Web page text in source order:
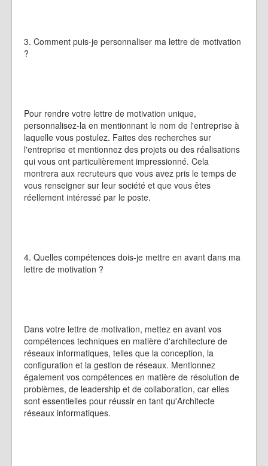
3. Comment puis-je personnaliser ma lettre de motivation
?
Pour rendre votre lettre de motivation unique,
personnalisez-la en mentionnant le nom de l'entreprise à
laquelle vous postulez. Faites des recherches sur
l'entreprise et mentionnez des projets ou des réalisations
qui vous ont particulièrement impressionné. Cela
montrera aux recruteurs que vous avez pris le temps de
vous renseigner sur leur société et que vous êtes
réellement intéressé par le poste.
4. Quelles compétences dois-je mettre en avant dans ma
lettre de motivation ?
Dans votre lettre de motivation, mettez en avant vos
compétences techniques en matière d'architecture de
réseaux informatiques, telles que la conception, la
configuration et la gestion de réseaux. Mentionnez
également vos compétences en matière de résolution de
problèmes, de leadership et de collaboration, car elles
sont essentielles pour réussir en tant qu'Architecte
réseaux informatiques.